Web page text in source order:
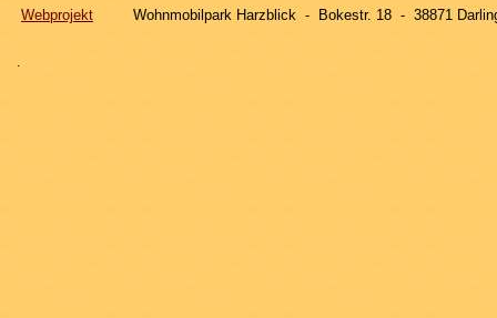
Webprojekt Wohnmobilpark Harzblick - Bokestr. 18 -
.